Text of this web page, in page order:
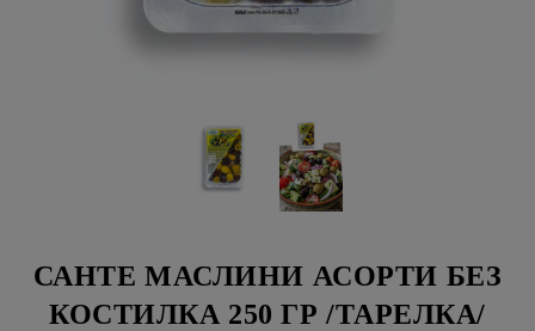
САНТЕ МАСЛИНИ АСОРТИ БЕЗ
КОСТИЛКА 250 ГР /ТАРЕЛКА/